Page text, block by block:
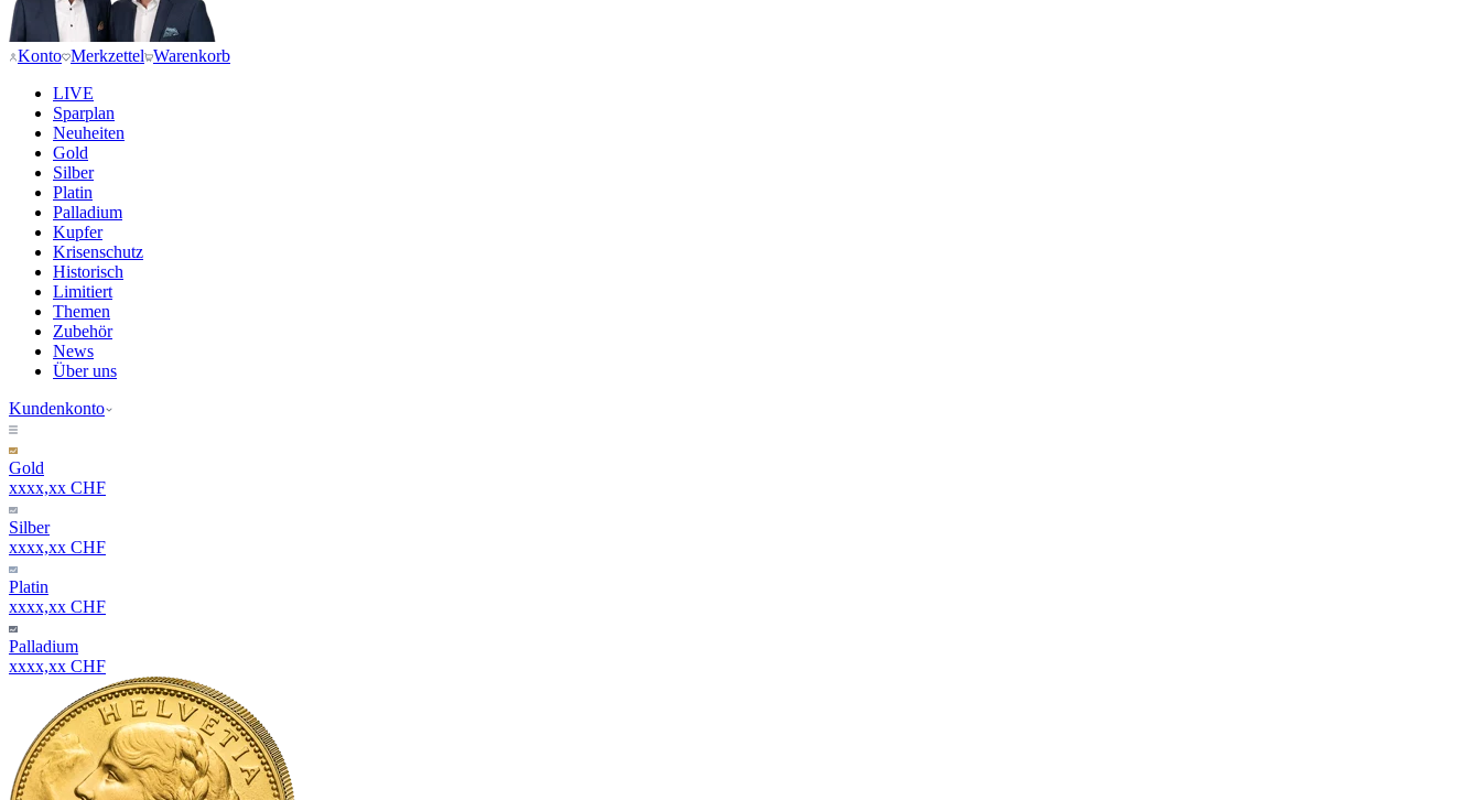
Konto Merkzettel Warenkorb
LIVE
Sparplan
Neuheiten
Gold
Silber
Platin
Palladium
Kupfer
Krisenschutz
Historisch
Limitiert
Themen
Zubehör
News
Über uns
Kundenkonto
Gold
xxxx,xx CHF
Silber
xxxx,xx CHF
Platin
xxxx,xx CHF
Palladium
xxxx,xx CHF